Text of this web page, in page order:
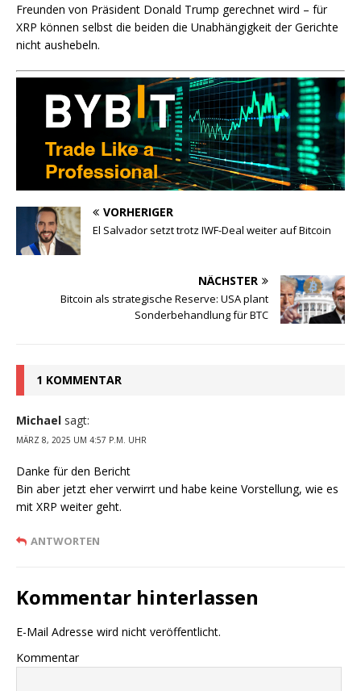
Freunden von Präsident Donald Trump gerechnet wird – für
XRP können selbst die beiden die Unabhängigkeit der Gerichte
nicht aushebeln.
VORHERIGER
El Salvador setzt trotz IWF-Deal weiter auf Bitcoin
NÄCHSTER
Bitcoin als strategische Reserve: USA plant
Sonderbehandlung für BTC
1 KOMMENTAR
Michael sagt:
MÄRZ 8, 2025 UM 4:57 P.M. UHR
Danke für den Bericht
Bin aber jetzt eher verwirrt und habe keine Vorstellung, wie es
mit XRP weiter geht.
ANTWORTEN
Kommentar hinterlassen
E-Mail Adresse wird nicht veröffentlicht.
Kommentar